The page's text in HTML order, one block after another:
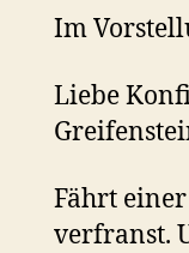
Im
Liebe
Fährt
verfranst.